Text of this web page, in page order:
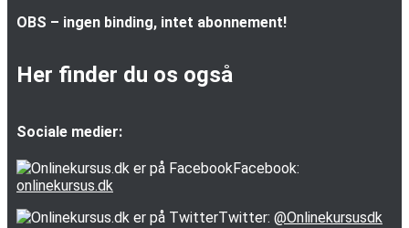
OBS – ingen binding, intet abonnement!
Her finder du os også
Sociale medier:
Facebook:
onlinekursus.dk
Twitter: @Onlinekursusdk